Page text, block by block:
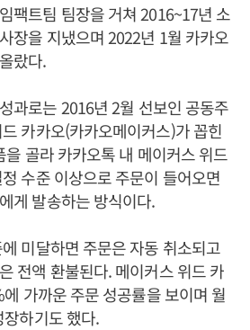
팩트팀 팀장을 거쳐 2016~17년 소
장을 지냈으며 2022년 1월 카카오
랐다.
과로는 2016년 2월 선보인 공동주
카카오(카카오메이커스)가 꼽힌
골라 카카오톡 내 메이커스 위드
수준 이상으로 주문이 들어오면
게 발송하는 방식이다.
미달하면 주문은 자동 취소되고
전액 환불된다. 메이커스 위드 카
가까운 주문 성공률을 보이며 월
하기도 했다.